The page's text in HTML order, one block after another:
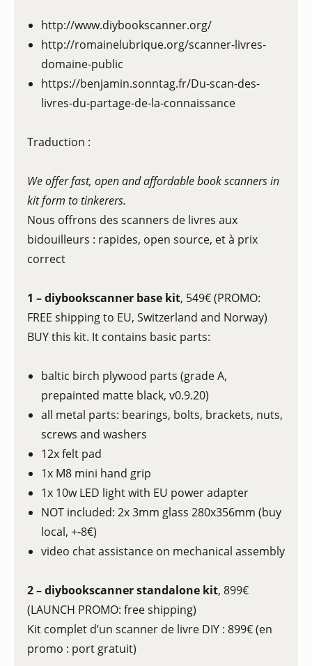
http://www.diybookscanner.org/
http://romainelubrique.org/scanner-livres-
domaine-public
https://benjamin.sonntag.fr/Du-scan-des-
livres-du-partage-de-la-connaissance
Traduction :
We offer fast, open and affordable book scanners in
kit form to tinkerers.
Nous offrons des scanners de livres aux
bidouilleurs : rapides, open source, et à prix
correct
1 – diybookscanner base kit, 549€ (PROMO:
FREE shipping to EU, Switzerland and Norway)
BUY this kit. It contains basic parts:
baltic birch plywood parts (grade A,
prepainted matte black, v0.9.20)
all metal parts: bearings, bolts, brackets, nuts,
screws and washers
12x felt pad
1x M8 mini hand grip
1x 10w LED light with EU power adapter
NOT included: 2x 3mm glass 280x356mm (buy
local, +-8€)
video chat assistance on mechanical assembly
2 – diybookscanner standalone kit, 899€
(LAUNCH PROMO: free shipping)
Kit complet d’un scanner de livre DIY : 899€ (en
promo : port gratuit)